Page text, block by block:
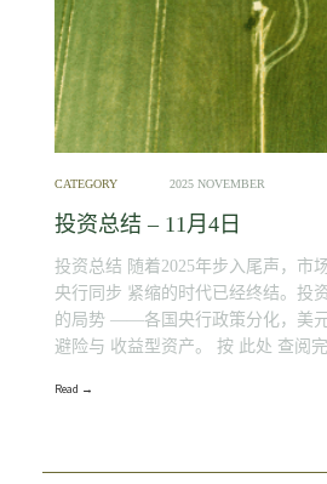
CATEGORY 2025 NOVEMBER
投资总结 – 11月4日
投资总结 随着2025年步入尾声，市
央行同步 紧缩的时代已经终结。投
的局势 ——各国央行政策分化，美
避险与 收益型资产。 按 此处 查阅
Read →